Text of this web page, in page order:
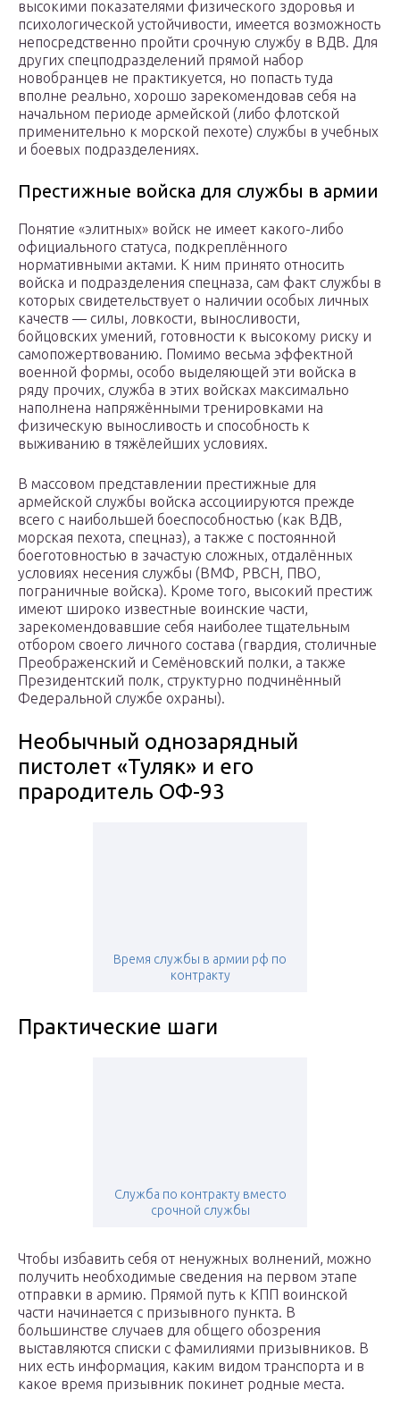
высокими показателями физического здоровья и
психологической устойчивости, имеется возможность
непосредственно пройти срочную службу в ВДВ. Для
других спецподразделений прямой набор
новобранцев не практикуется, но попасть туда
вполне реально, хорошо зарекомендовав себя на
начальном периоде армейской (либо флотской
применительно к морской пехоте) службы в учебных
и боевых подразделениях.
Престижные войска для службы в армии
Понятие «элитных» войск не имеет какого-либо
официального статуса, подкреплённого
нормативными актами. К ним принято относить
войска и подразделения спецназа, сам факт службы в
которых свидетельствует о наличии особых личных
качеств — силы, ловкости, выносливости,
бойцовских умений, готовности к высокому риску и
самопожертвованию. Помимо весьма эффектной
военной формы, особо выделяющей эти войска в
ряду прочих, служба в этих войсках максимально
наполнена напряжёнными тренировками на
физическую выносливость и способность к
выживанию в тяжёлейших условиях.
В массовом представлении престижные для
армейской службы войска ассоциируются прежде
всего с наибольшей боеспособностью (как ВДВ,
морская пехота, спецназ), а также с постоянной
боеготовностью в зачастую сложных, отдалённых
условиях несения службы (ВМФ, РВСН, ПВО,
пограничные войска). Кроме того, высокий престиж
имеют широко известные воинские части,
зарекомендовавшие себя наиболее тщательным
отбором своего личного состава (гвардия, столичные
Преображенский и Семёновский полки, а также
Президентский полк, структурно подчинённый
Федеральной службе охраны).
Необычный однозарядный
пистолет «Туляк» и его
прародитель ОФ-93
Время службы в армии рф по
контракту
Практические шаги
Служба по контракту вместо
срочной службы
Чтобы избавить себя от ненужных волнений, можно
получить необходимые сведения на первом этапе
отправки в армию. Прямой путь к КПП воинской
части начинается с призывного пункта. В
большинстве случаев для общего обозрения
выставляются списки с фамилиями призывников. В
них есть информация, каким видом транспорта и в
какое время призывник покинет родные места.